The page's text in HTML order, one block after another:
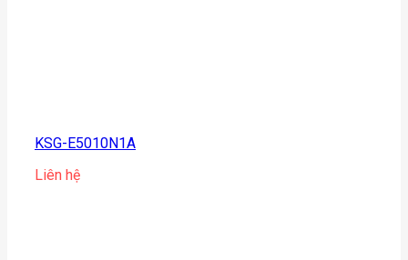
KSG-E5010N1A
Liên hệ